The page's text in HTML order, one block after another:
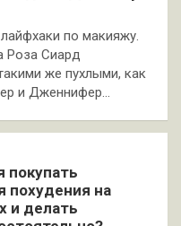
по макияжу.
Роза Сиард
же пухлыми, как
и Дженнифер…
покупать
похудения на
и делать